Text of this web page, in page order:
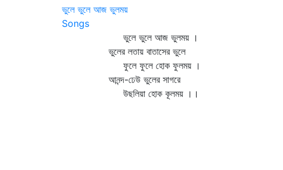
ভুলে ভুলে আজ ভুলময়
Songs
ভুলে ভুলে আজ ভুলময় ।
ভুলের লতায় বাতাসের ভুলে
ফুলে ফুলে হোক ফুলময় ।
আনন্দ-ঢেউ ভুলের সাগরে
উছলিয়া হোক কূলময় ।।